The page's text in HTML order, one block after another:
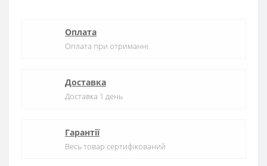
Оплата
Оплата при отриманні
Доставка
Доставка 1 день
Гарантії
Весь товар сертифікований